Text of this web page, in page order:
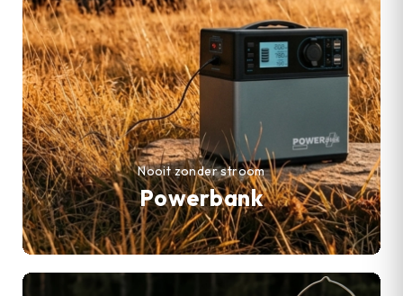
Powerbank
Nooit zonder stroom